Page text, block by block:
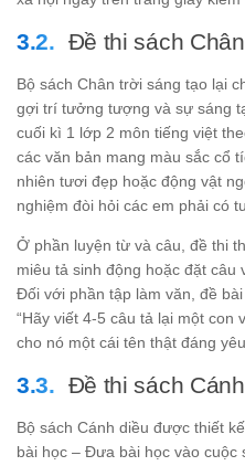
Đề thi sách
Bộ sách Chân trời sáng tạo lại
gợi trí tưởng tượng và sự sáng
cuối kì 1 lớp 2 môn tiếng việt
các văn bản mang màu sắc cổ
nhiên tươi đẹp hoặc động vật
nghiệm đòi hỏi các em phải có
Ở phần luyện từ và câu, đề thi
miêu tả sinh động hoặc đặt câu
Đối với phần tập làm văn, đề
“Hãy viết 4-5 câu tả lại một con
cho nó một cái tên thật đáng
Đề thi sách
Bộ sách Cánh diều được thiết
bài học – Đưa bài học vào cuộc